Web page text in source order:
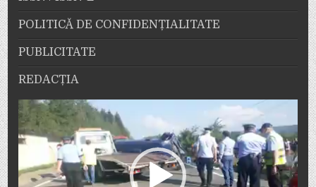
POLITICĂ DE CONFIDENȚIALITATE
PUBLICITATE
REDACȚIA
Player
video